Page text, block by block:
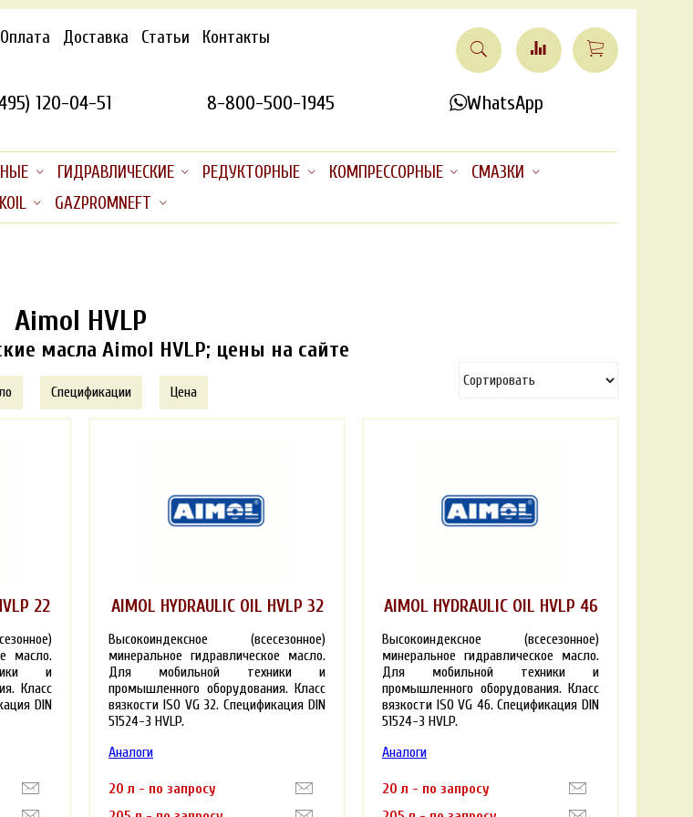
Оплата Доставка Статьи Контакты
120-04-51 8-800-500-1945 WhatsApp
ГИДРАВЛИЧЕСКИЕ РЕДУКТОРНЫЕ КОМПРЕССОРНЫЕ
СМАЗКИ
GAZPROMNEFT
Aimol HVLP
масла Aimol HVLP; цены на сайте
Спецификации Цена
22
масло.
и
Класс
DIN
AIMOL HYDRAULIC OIL HVLP 32
Высокоиндексное (всесезонное)
минеральное гидравлическое масло.
Для мобильной техники и
промышленного оборудования. Класс
вязкости ISO VG 32. Спецификация DIN
51524-3 HVLP.
Аналоги
20 л - по запросу
AIMOL HYDRAULIC OIL HVLP 46
Высокоиндексное (всесезонное)
минеральное гидравлическое масло.
Для мобильной техники и
промышленного оборудования. Класс
вязкости ISO VG 46. Спецификация DIN
51524-3 HVLP.
Аналоги
20 л - по запросу